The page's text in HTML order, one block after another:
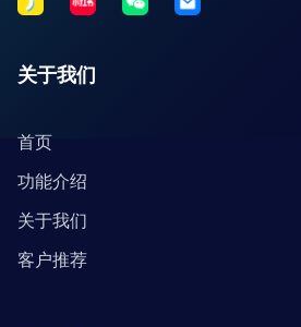
关于我们
首页
功能介绍
关于我们
客户推荐